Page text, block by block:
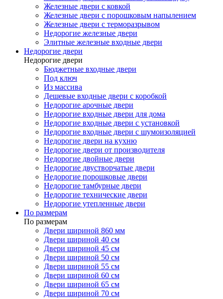
Железные двери с ковкой
Железные двери с порошковым напылением
Железные двери с терморазрывом
Недорогие железные двери
Элитные железные входные двери
Недорогие двери
Недорогие двери
Бюджетные входные двери
Под ключ
Из массива
Дешевые входные двери с коробкой
Недорогие арочные двери
Недорогие входные двери для дома
Недорогие входные двери с установкой
Недорогие входные двери с шумоизоляцией
Недорогие двери на кухню
Недорогие двери от производителя
Недорогие двойные двери
Недорогие двустворчатые двери
Недорогие порошковые двери
Недорогие тамбурные двери
Недорогие технические двери
Недорогие утепленные двери
По размерам
По размерам
Двери шириной 860 мм
Двери шириной 40 см
Двери шириной 45 см
Двери шириной 50 см
Двери шириной 55 см
Двери шириной 60 см
Двери шириной 65 см
Двери шириной 70 см